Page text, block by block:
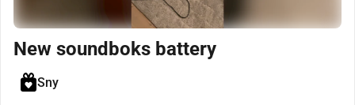
New soundboks battery
Sny